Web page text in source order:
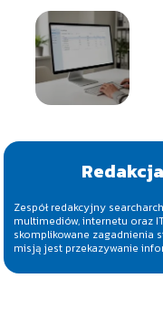
Zespół redakcyjny
multimediów, internetu oraz
skomplikowane zagadnienia
misją jest przekazywanie